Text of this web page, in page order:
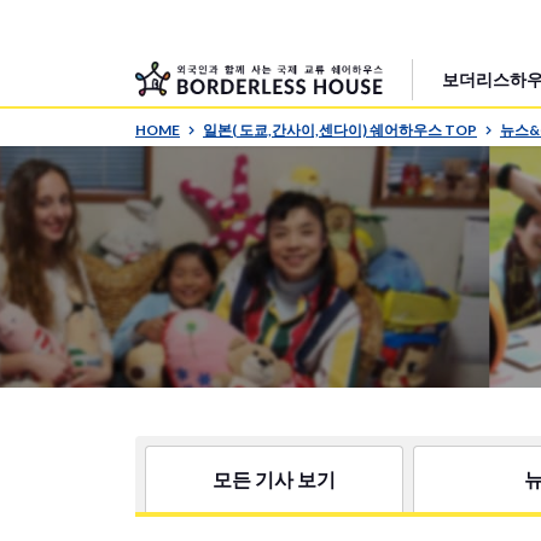
보더리스하
HOME 일본( 도쿄,간사이,센다이) 쉐어하우스 TOP 뉴스
모든 기사 보기